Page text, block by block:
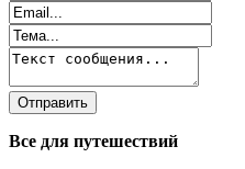
Все для путешествий